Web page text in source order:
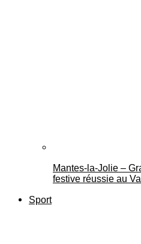
Mantes-la-Jolie –
festive réussie au
Sport